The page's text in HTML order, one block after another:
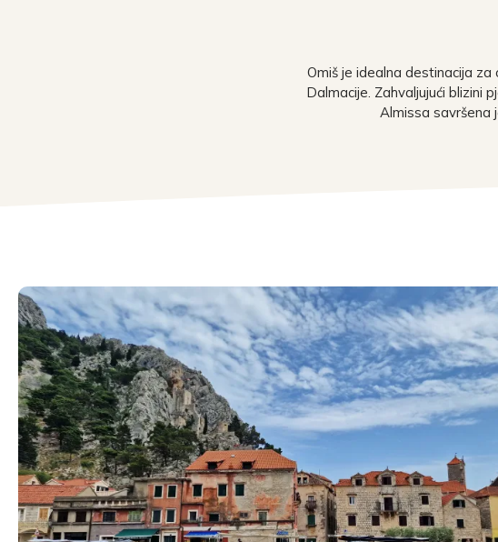
Omiš je idealna destinacija
Dalmacije. Zahvaljujući blizini
Almissa savršena